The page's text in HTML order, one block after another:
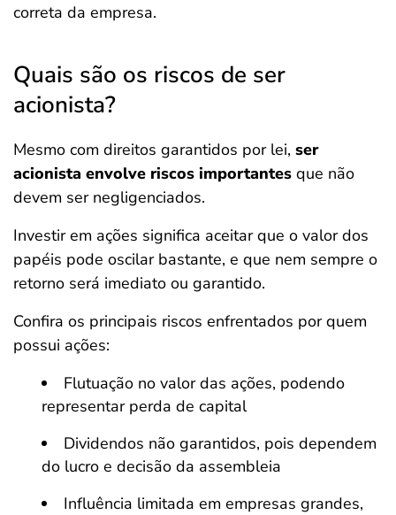
correta da empresa.
Quais são os riscos de ser
acionista?
Mesmo com direitos garantidos por lei, ser
acionista envolve riscos importantes que não
devem ser negligenciados.
Investir em ações significa aceitar que o valor dos
papéis pode oscilar bastante, e que nem sempre o
retorno será imediato ou garantido.
Confira os principais riscos enfrentados por quem
possui ações:
Flutuação no valor das ações, podendo
representar perda de capital
Dividendos não garantidos, pois dependem
do lucro e decisão da assembleia
Influência limitada em empresas grandes,